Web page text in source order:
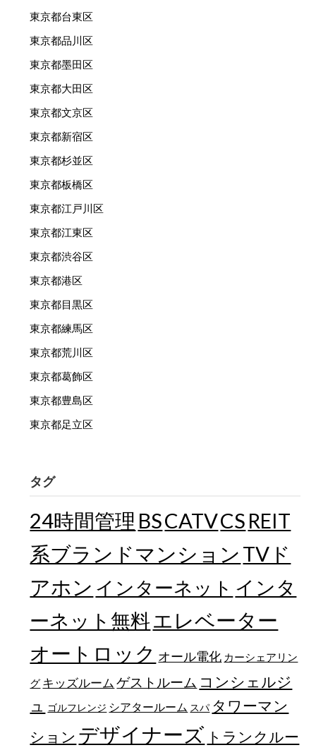
東京都台東区
東京都品川区
東京都墨田区
東京都大田区
東京都文京区
東京都新宿区
東京都杉並区
東京都板橋区
東京都江戸川区
東京都江東区
東京都渋谷区
東京都港区
東京都目黒区
東京都練馬区
東京都荒川区
東京都葛飾区
東京都豊島区
東京都足立区
タグ
24時間管理 BSCATVCS REIT
系ブランドマンション TVド
アホン インターネット インタ
ーネット無料エレベーター
オートロック オール電化 カーシェアリン
グ キッズルーム ゲストルーム コンシェルジ
ュ
ゴルフレンジ シアタールーム スパ タワーマン
ション デザイナーズ トランクルー